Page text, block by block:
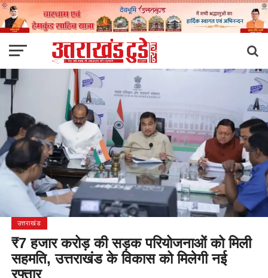
उत्तराखंड
₹7 हजार करोड़ की सड़क परियोजनाओं को मिली
सहमति, उत्तराखंड के विकास को मिलेगी नई
रफ्तार